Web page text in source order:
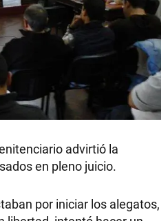
advirtió la
en pleno juicio.
por iniciar los alegatos,